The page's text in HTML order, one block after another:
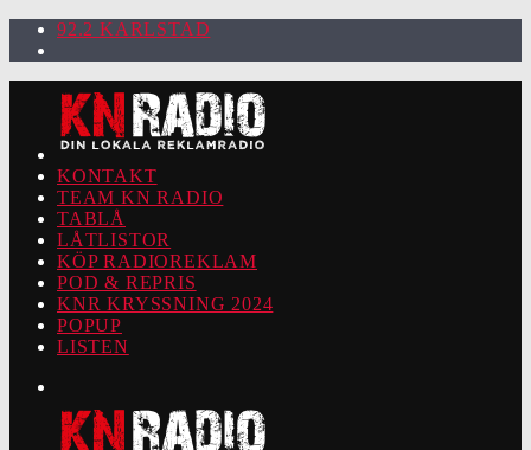
92.2 KARLSTAD
KONTAKT
TEAM KN RADIO
TABLÅ
LÅTLISTOR
KÖP RADIOREKLAM
POD & REPRIS
KNR KRYSSNING 2024
POPUP
LISTEN